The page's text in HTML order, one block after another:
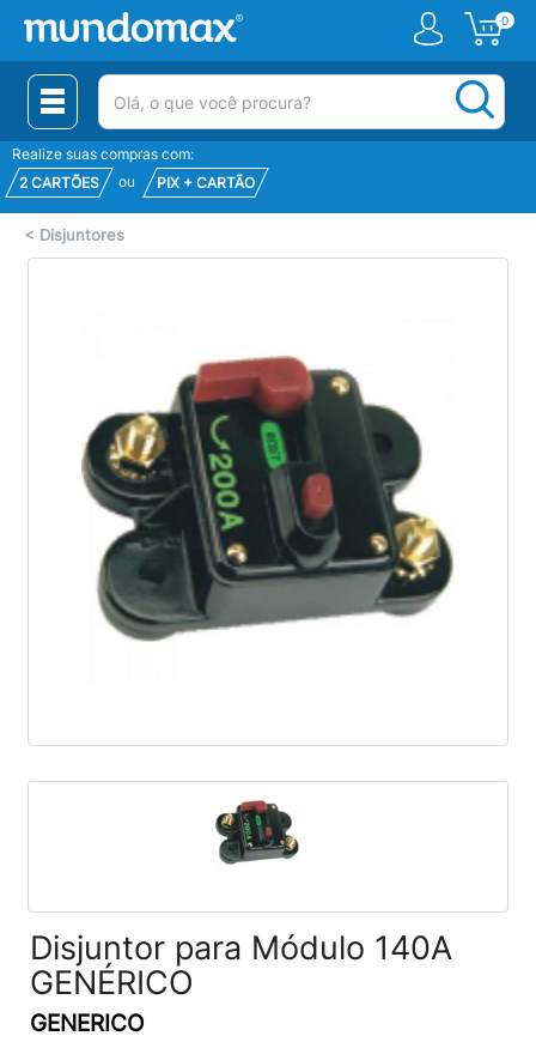
0
(pesquisar)
Realize suas compras com:
2 CARTÕES
ou PIX + CARTÃO
< Disjuntores
Disjuntor para Módulo 140A
GENÉRICO
GENERICO